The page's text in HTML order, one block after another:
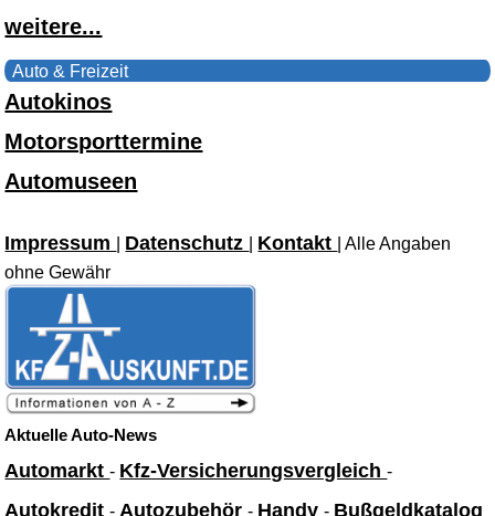
weitere...
Auto & Freizeit
Autokinos
Motorsporttermine
Automuseen
Impressum Datenschutz Kontakt
| Alle Angaben
ohne Gewähr
Aktuelle Auto-News
Automarkt- Kfz-Versicherungsvergleich-
Autokredit- Autozubehör- Handy- Bußgeldkatalog